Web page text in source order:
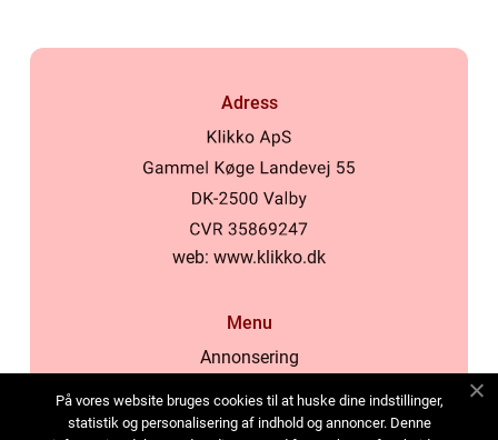
Adress
web: www.klikko.dk
Menu
Annonsering
Cookies
På vores website bruges cookies til at huske dine indstillinger,
statistik og personalisering af indhold og annoncer. Denne